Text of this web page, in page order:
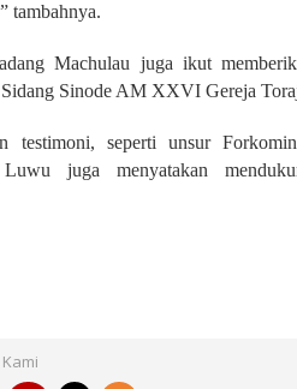
tambahnya.
Machulau juga ikut
Sinode AM XXVI Gereja
testimoni, seperti unsur
juga menyatakan